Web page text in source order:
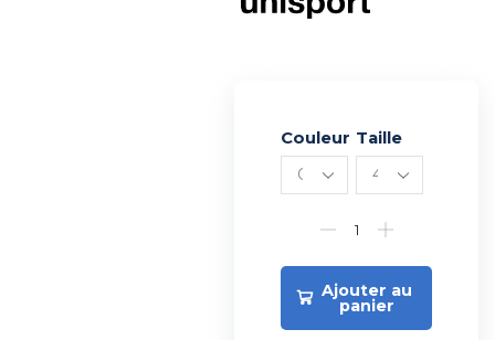
Couleur Taille
Ajouter au
panier
Alternative: